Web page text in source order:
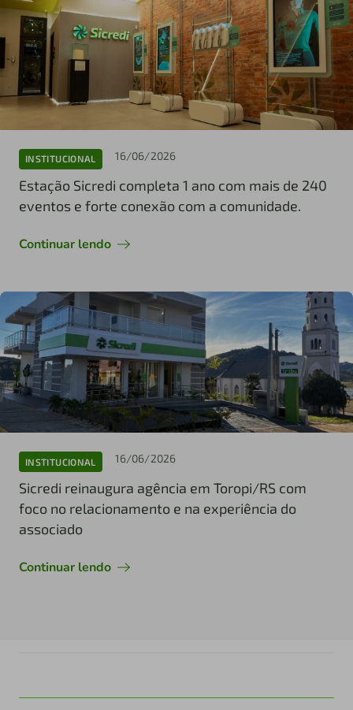
INSTITUCIONAL 16/06/2026
Estação Sicredi completa 1 ano com mais de 240
eventos e forte conexão com a comunidade.
Continuar lendo
INSTITUCIONAL 16/06/2026
Sicredi reinaugura agência em Toropi/RS com
foco no relacionamento e na experiência do
associado
Continuar lendo